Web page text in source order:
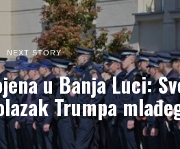
NEXT STORY
u Banja Luci:
Trumpa